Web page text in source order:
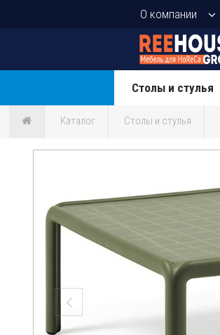
О компании
Столы и стулья
Каталог Столы и стулья